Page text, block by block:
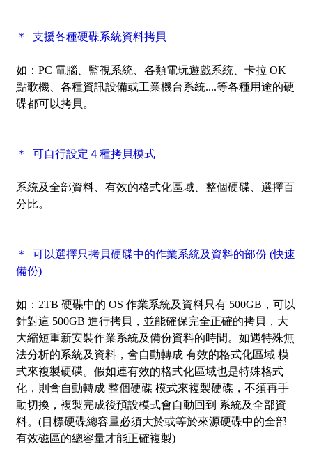
＊ 支援各種硬碟系統資料拷貝
如：PC 電腦、監視系統、各類電玩遊戲系統、卡拉 OK
點歌機、各種資訊設備或工業機台系統....等各種用途的硬
碟都可以拷貝。
＊ 可自行設定４種拷貝模式
系統及全部資料、有效的格式化區域、整個硬碟、選擇百
分比。
＊ 可以選擇只拷貝硬碟中的作業系統及資料的部份 (快速
備份)
如：2TB 硬碟中的 OS 作業系統及資料只有 500GB，可以
針對這 500GB 進行拷貝，並能確保完全正確的拷貝，大
大縮短重新安裝作業系統及備份資料的時間。如遇特殊無
法分析的系統及資料，會自動轉成 有效的格式化區域 模
式來複製硬碟。假如連有效的格式化區域也是特殊格式
化，則會自動轉成 整個硬碟 模式來複製硬碟，不須再手
動切換，複製完成後預設模式會自動回到 系統及全部資
料。(目標硬碟總容量必須大於或等於來源硬碟中的全部
有效磁區的總容量才能正確複製)